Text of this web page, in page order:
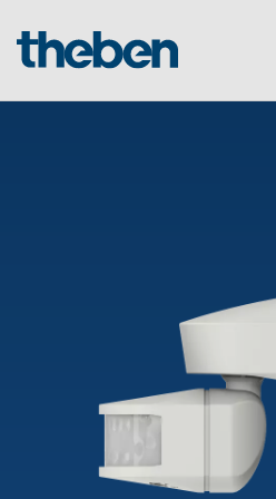
Smart Home
Détecteurs de
Spots LED
Solutions OEM
Experts OEM
Contrôle du temps et
Commande
Médiathèque